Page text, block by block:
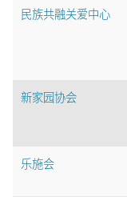
民族共融关爱中心
新家园协会
乐施会